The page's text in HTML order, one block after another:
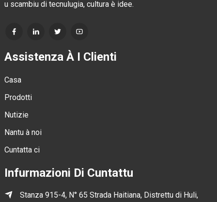
u scambiu di tecnulugia, cultura è idee.
Assistenza À I Clienti
Casa
Prodotti
Nutizie
Nantu à noi
Cuntatta ci
Infurmazioni Di Cuntattu
Stanza 915-4, N° 65 Strada Haitiana, Distrettu di Huli,